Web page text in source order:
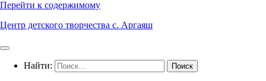
Перейти к содержимому
Центр детского творчества с. Аргаяш
Найти: